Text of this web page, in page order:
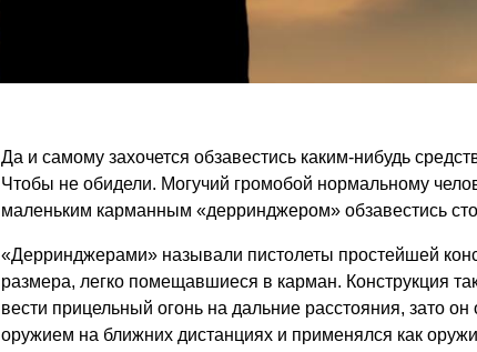
Да и самому захочется обзавестись каким-нибудь
Чтобы не обидели. Могучий громобой нормальному
маленьким карманным «дерринджером» обзавестись
«Дерринджерами» называли пистолеты простейшей
размера, легко помещавшиеся в карман. Конструкция
вести прицельный огонь на дальние расстояния, зато
оружием на ближних дистанциях и применялся как